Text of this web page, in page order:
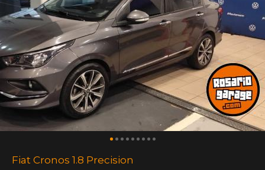
Fiat Cronos 1.8 Precision